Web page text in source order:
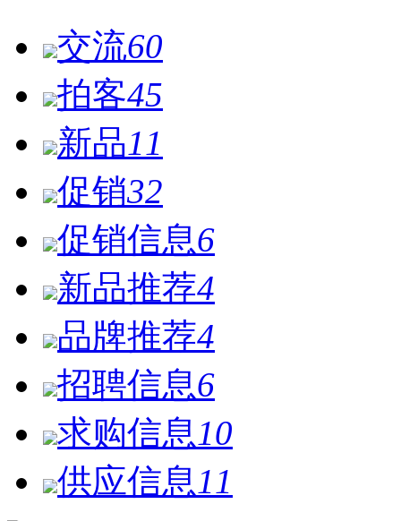
交流60
拍客45
新品11
促销32
促销信息6
新品推荐4
品牌推荐4
招聘信息6
求购信息 10
供应信息 11